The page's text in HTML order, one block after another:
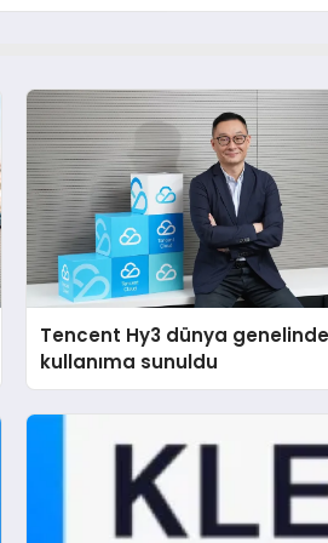
Tencent Hy3 dünya
kullanıma sunuldu